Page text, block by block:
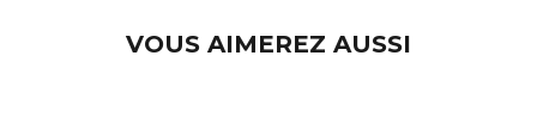
VOUS AIMEREZ AUSSI